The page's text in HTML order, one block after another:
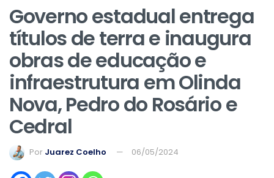
Governo estadual entrega
títulos de terra e inaugura
obras de educação e
infraestrutura em Olinda
Nova, Pedro do Rosário e
Cedral
Por Juarez Coelho 06/05/2024